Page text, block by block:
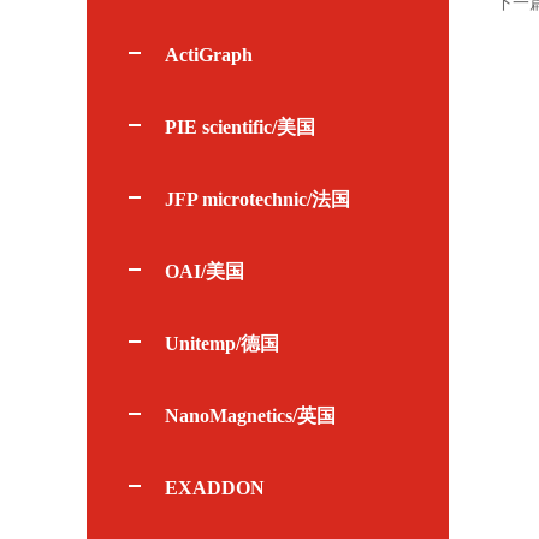
ActiGraph
PIE scientific/美国
JFP microtechnic/法国
OAI/美国
Unitemp/德国
NanoMagnetics/英国
EXADDON